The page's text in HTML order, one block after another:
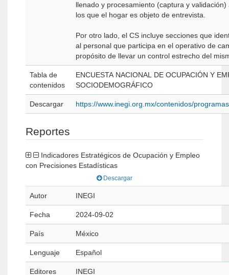
llenado y procesamiento (captura y
los que el hogar es objeto de entrevista.
Por otro lado, el CS incluye secciones que
al personal que participa en el operativo de
propósito de llevar un control estrecho del
Tabla de
contenidos
ENCUESTA NACIONAL DE OCUPACIÓN Y
SOCIODEMOGRÁFICO
Descargar https://www.inegi.org.mx/contenidos/
Reportes
con Precisiones Estadísticas
Descargar
Autor INEGI
Fecha 2024-09-02
País México
Lenguaje Español
Editores INEGI